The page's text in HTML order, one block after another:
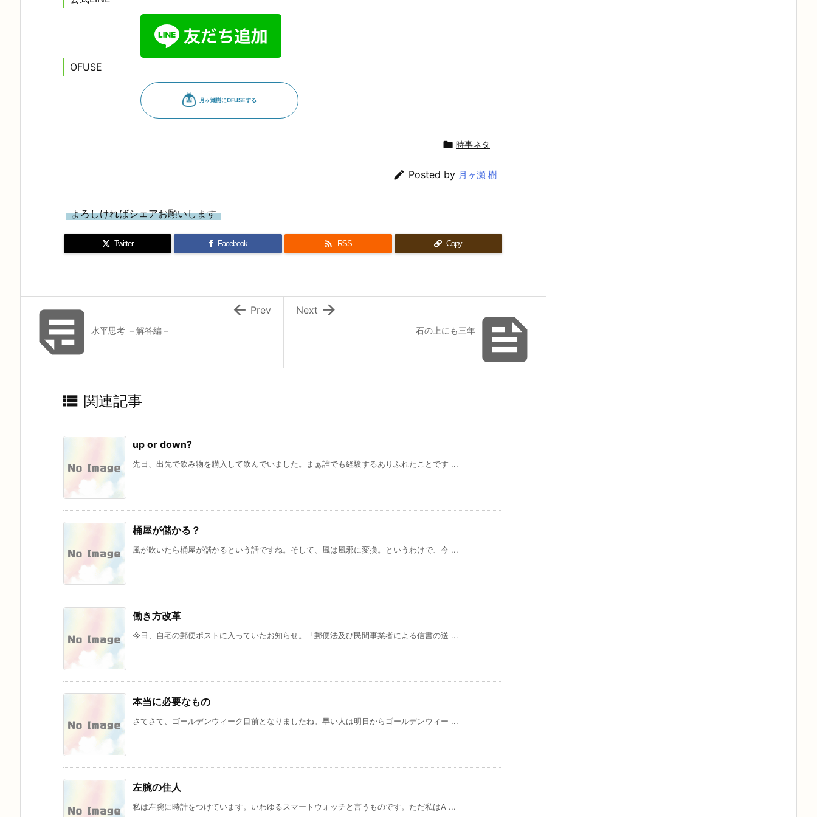
OFUSE
 時事ネタ
 Posted by 月ヶ瀬 樹
よろしければシェアお願いします
Twitter Facebook  RSS Copy

石の上にも三年

Next
水平思考 －解答編－
 Prev
 関連記事
up or down?
先日、出先で飲み物を購入して飲んでいました。まぁ誰でも経験するありふれたことです ...
桶屋が儲かる？
風が吹いたら桶屋が儲かるという話ですね。そして、風は風邪に変換。というわけで、今 ...
働き方改革
今日、自宅の郵便ポストに入っていたお知らせ。「郵便法及び民間事業者による信書の送 ...
本当に必要なもの
さてさて、ゴールデンウィーク目前となりましたね。早い人は明日からゴールデンウィー ...
左腕の住人
私は左腕に時計をつけています。いわゆるスマートウォッチと言うものです。ただ私はA ...